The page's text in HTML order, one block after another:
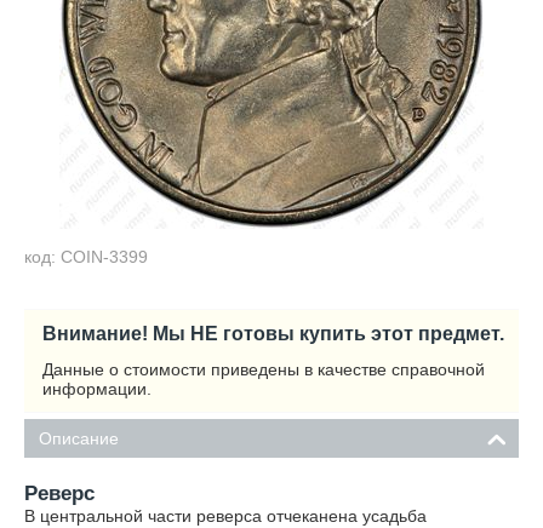
код: COIN-3399
Внимание! Мы НЕ готовы купить этот предмет.
Данные о стоимости приведены в качестве справочной
информации.
Описание
Реверс
В центральной части реверса отчеканена усадьба